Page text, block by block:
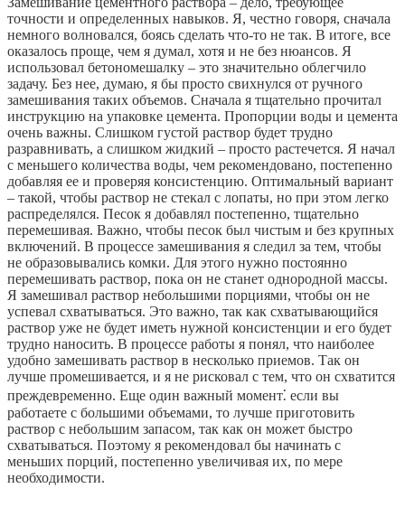
точности и определенных навыков. Я, честно говоря, сначала
немного волновался, боясь сделать что-то не так. В итоге, все
оказалось проще, чем я думал, хотя и не без нюансов. Я
использовал бетономешалку – это значительно облегчило
задачу. Без нее, думаю, я бы просто свихнулся от ручного
замешивания таких объемов. Сначала я тщательно прочитал
инструкцию на упаковке цемента. Пропорции воды и цемента
очень важны. Слишком густой раствор будет трудно
разравнивать, а слишком жидкий – просто растечется. Я начал
с меньшего количества воды, чем рекомендовано, постепенно
добавляя ее и проверяя консистенцию. Оптимальный вариант
– такой, чтобы раствор не стекал с лопаты, но при этом легко
распределялся. Песок я добавлял постепенно, тщательно
перемешивая. Важно, чтобы песок был чистым и без крупных
включений. В процессе замешивания я следил за тем, чтобы
не образовывались комки. Для этого нужно постоянно
перемешивать раствор, пока он не станет однородной массы.
Я замешивал раствор небольшими порциями, чтобы он не
успевал схватываться. Это важно, так как схватывающийся
раствор уже не будет иметь нужной консистенции и его будет
трудно наносить. В процессе работы я понял, что наиболее
удобно замешивать раствор в несколько приемов. Так он
лучше промешивается, и я не рисковал с тем, что он схватится
преждевременно. Еще один важный момент⁚ если вы
работаете с большими объемами, то лучше приготовить
раствор с небольшим запасом, так как он может быстро
схватываться. Поэтому я рекомендовал бы начинать с
меньших порций, постепенно увеличивая их, по мере
необходимости.